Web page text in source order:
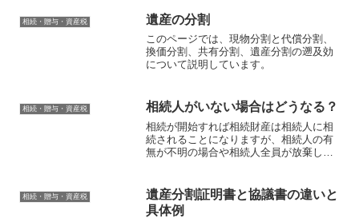
極端な場合、『内縁の妻に全財産を与え
る』というような遺言があれ...
相続・贈与・資産税 遺産の分割
このページでは、現物分割と代償分割、
換価分割、共有分割、遺産分割の遡及効
について説明しています。
相続・贈与・資産税 相続人がいない場合はどうなる？
相続が開始すれば相続財産は相続人に相
続されることになりますが、相続人の有
無が不明の場合や相続人全員が放棄した
民法では、相続人がいない場合に必要な
手続きを規定しています。相...
相続・贈与・資産税
遺産分割証明書と協議書の違いと
具体例